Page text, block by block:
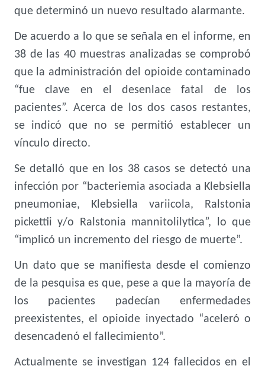
que determinó un nuevo resultado alarmante.
De acuerdo a lo que se señala en el informe, en
38 de las 40 muestras analizadas se comprobó
que la administración del opioide contaminado
“fue clave en el desenlace fatal de los
pacientes”. Acerca de los dos casos restantes,
se indicó que no se permitió establecer un
vínculo directo.
Se detalló que en los 38 casos se detectó una
infección por “bacteriemia asociada a Klebsiella
pneumoniae, Klebsiella variicola, Ralstonia
pickettii y/o Ralstonia mannitolilytica”, lo que
“implicó un incremento del riesgo de muerte”.
Un dato que se manifiesta desde el comienzo
de la pesquisa es que, pese a que la mayoría de
los pacientes padecían enfermedades
preexistentes, el opioide inyectado “aceleró o
desencadenó el fallecimiento”.
Actualmente se investigan 124 fallecidos en el